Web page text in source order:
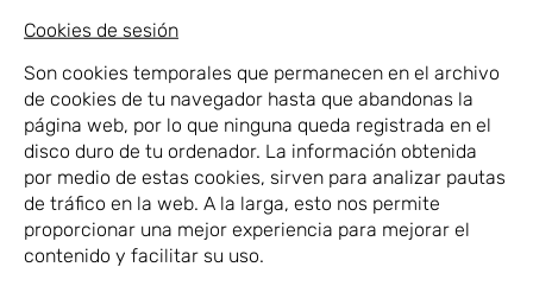
Cookies de sesión
Son cookies temporales que permanecen en el archivo
de cookies de tu navegador hasta que abandonas la
página web, por lo que ninguna queda registrada en el
disco duro de tu ordenador. La información obtenida
por medio de estas cookies, sirven para analizar pautas
de tráfico en la web. A la larga, esto nos permite
proporcionar una mejor experiencia para mejorar el
contenido y facilitar su uso.